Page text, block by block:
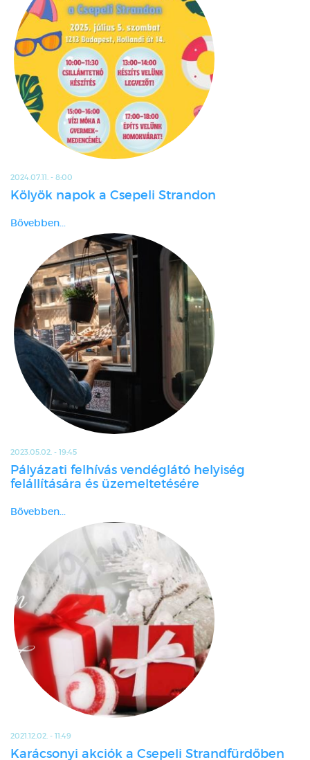
2024.07.11. - 8:00
Kölyök napok a Csepeli Strandon
Bővebben...
2023.05.02. - 19:45
Pályázati felhívás vendéglátó helyiség
felállítására és üzemeltetésére
Bővebben...
2021.12.02. - 11:49
Karácsonyi akciók a Csepeli Strandfürdőben